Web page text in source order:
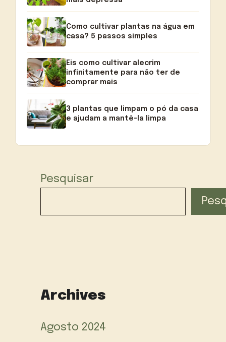
Como cultivar plantas na água em
casa? 5 passos simples
Eis como cultivar alecrim
infinitamente para não ter de
comprar mais
3 plantas que limpam o pó da casa
e ajudam a mantê-la limpa
Pesquisar
Archives
Agosto 2024